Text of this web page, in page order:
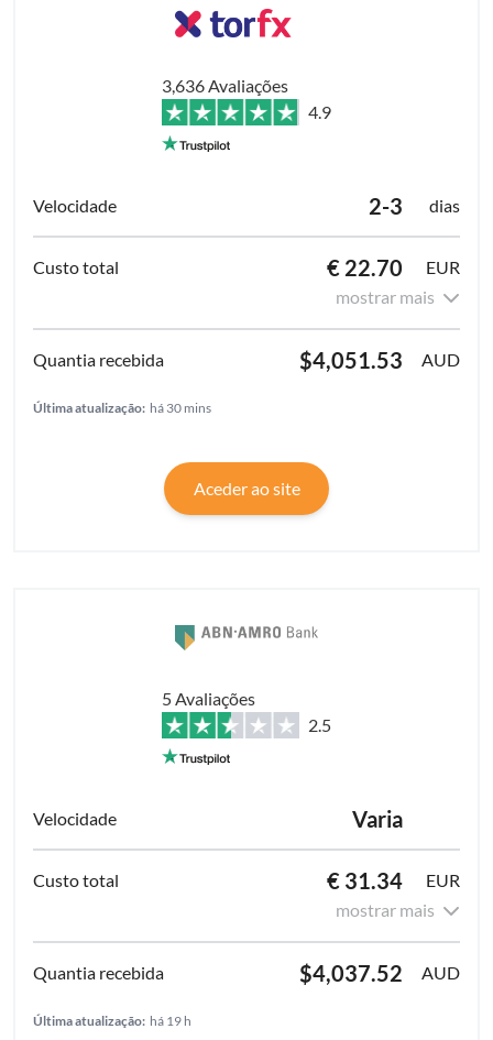
3,636 Avaliações
4.9
2-3 dias
€ 22.70
EUR
mostrar mais
$4,051.53 AUD
Última atualização: há 30 mins
Aceder ao site
5 Avaliações
2.5
Varia
€ 31.34
EUR
mostrar mais
$4,037.52 AUD
Última atualização: há 19 h